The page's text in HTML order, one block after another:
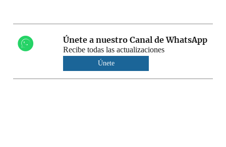
Únete a nuestro Canal de WhatsApp
Recibe todas las actualizaciones
Únete